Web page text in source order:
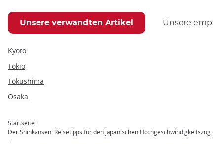
Unsere verwandten Artikel Unsere
Kyoto
Tokio
Tokushima
Osaka
Breadcrumb
Startseite
Der Shinkansen: Reisetipps für den japanischen Hochgeschwindigkeitszug